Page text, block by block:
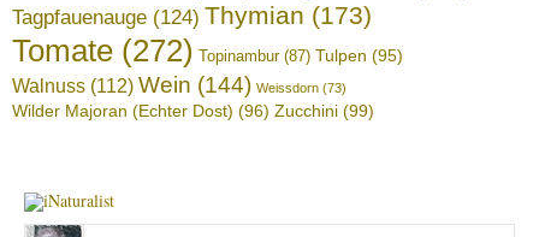
Tagpfauenauge (124) Thymian (173)
Tomate (272) Topinambur(87) Tulpen (95)
Walnuss (112) Wein (144) Weissdorn (73)
Wilder Majoran (Echter Dost) (96) Zucchini (99)